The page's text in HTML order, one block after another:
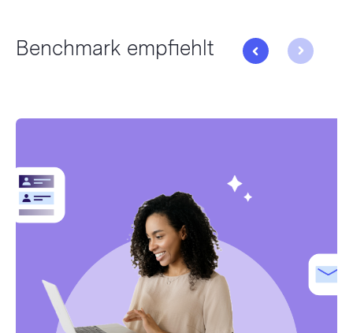
Benchmark empfiehlt